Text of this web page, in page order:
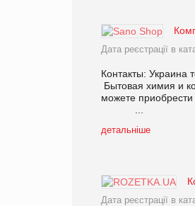
Дата реєстрації в
Контакты: Украина
Бытовая химия и
можете
детальніше
Дата реєстрації в